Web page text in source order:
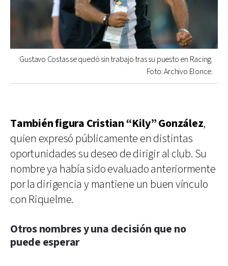
Gustavo Costas se quedó sin trabajo tras su puesto en Racing.
Foto: Archivo Elonce.
También figura Cristian “Kily” González,
quien expresó públicamente en distintas
oportunidades su deseo de dirigir al club. Su
nombre ya había sido evaluado anteriormente
por la dirigencia y mantiene un buen vínculo
con Riquelme.
Otros nombres y una decisión que no
puede esperar